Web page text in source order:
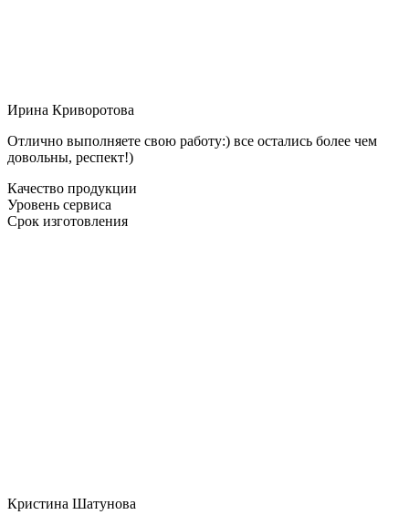
Ирина Криворотова
Отлично выполняете свою работу:) все остались более чем
довольны, респект!)
Качество продукции
Уровень сервиса
Срок изготовления
Кристина Шатунова